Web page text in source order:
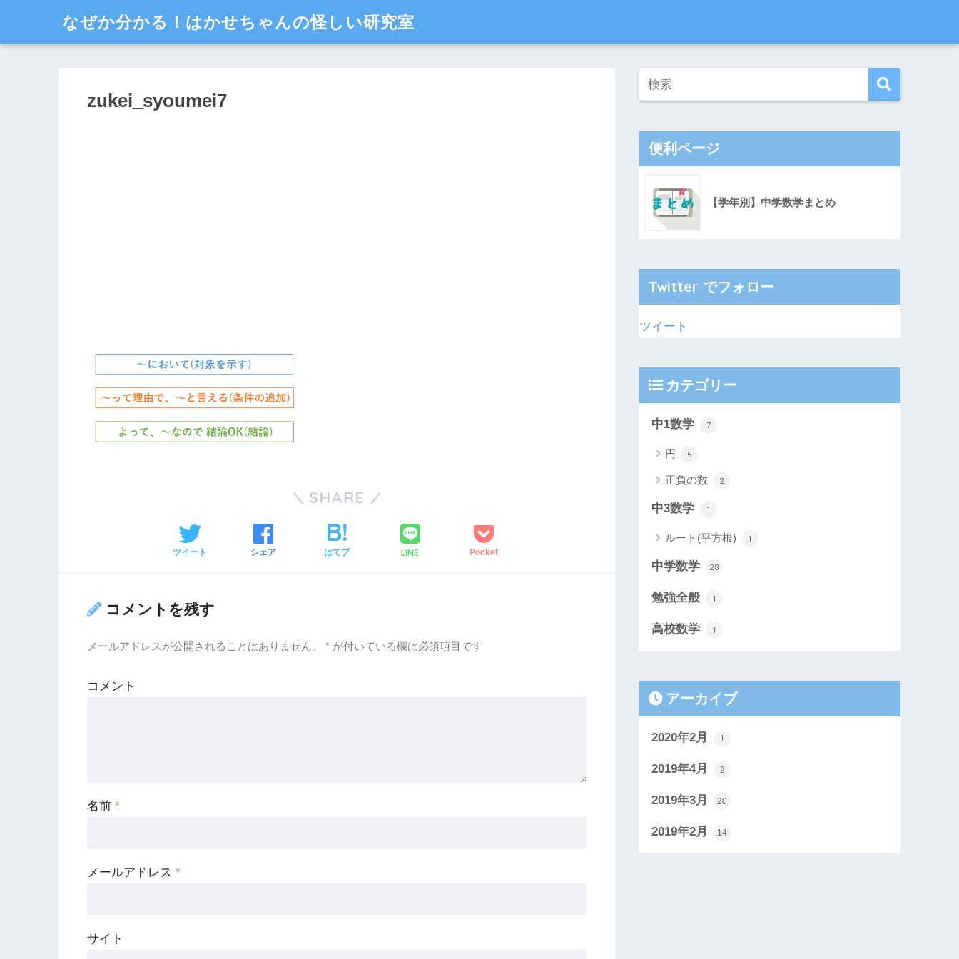
なぜか分かる！はかせちゃんの怪しい研究室
zukei_syoumei7
SHARE
ツイート シェア はてブ LINE Pocket
コメントを残す
メールアドレスが公開されることはありません。 * が付いている欄は必須項目です
コメント
名前 *
メールアドレス *
サイト
便利ページ
【学年別】中学数学まとめ
Twitter でフォロー
ツイート
カテゴリー
中1数学 7
円 5
正負の数 2
中3数学 1
ルート(平方根) 1
中学数学 28
勉強全般 1
高校数学 1
アーカイブ
2020年2月 1
2019年4月 2
2019年3月 20
2019年2月 14